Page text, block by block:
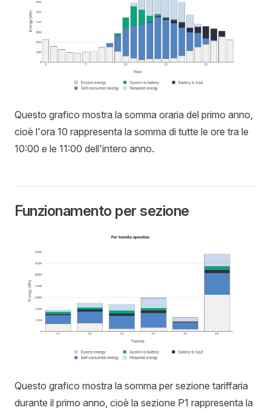
Questo grafico mostra la somma oraria del primo anno,
cioè l'ora 10 rappresenta la somma di tutte le ore tra le
10:00 e le 11:00 dell'intero anno.
Funzionamento per sezione
Questo grafico mostra la somma per sezione tariffaria
durante il primo anno, cioè la sezione P1 rappresenta la